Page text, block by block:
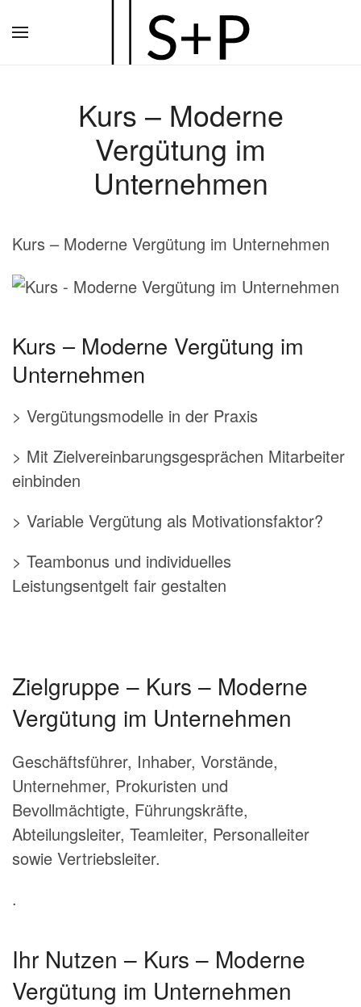
Hauptinhalt
Kurs – Moderne
Vergütung im
Unternehmen
Kurs – Moderne Vergütung im Unternehmen
Kurs – Moderne Vergütung im
Unternehmen
> Vergütungsmodelle in der Praxis
> Mit Zielvereinbarungsgesprächen Mitarbeiter
einbinden
> Variable Vergütung als Motivationsfaktor?
> Teambonus und individuelles
Leistungsentgelt fair gestalten
Zielgruppe – Kurs – Moderne
Vergütung im Unternehmen
Geschäftsführer, Inhaber, Vorstände,
Unternehmer, Prokuristen und
Bevollmächtigte, Führungskräfte,
Abteilungsleiter, Teamleiter, Personalleiter
sowie Vertriebsleiter.
.
Ihr Nutzen – Kurs – Moderne
Vergütung im Unternehmen